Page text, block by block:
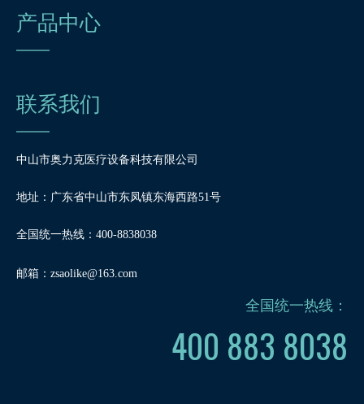
产品中心
联系我们
中山市奥力克医疗设备科技有限公司
地址：广东省中山市东凤镇东海西路51号
全国统一热线：400-8838038
邮箱： zsaolike@163.com
全国统一热线：
400 883 8038